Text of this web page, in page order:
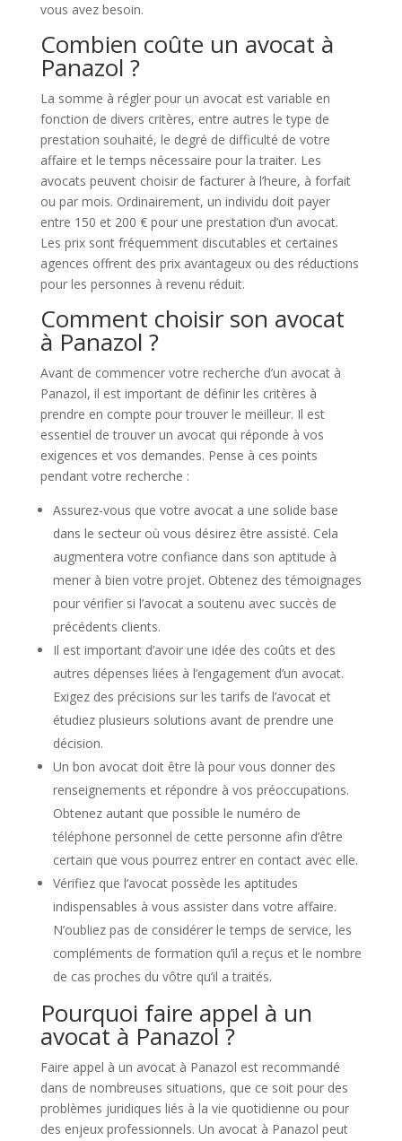
vous avez besoin.
Combien coûte un avocat à
Panazol ?
La somme à régler pour un avocat est variable en
fonction de divers critères, entre autres le type de
prestation souhaité, le degré de difficulté de votre
affaire et le temps nécessaire pour la traiter. Les
avocats peuvent choisir de facturer à l’heure, à forfait
ou par mois. Ordinairement, un individu doit payer
entre 150 et 200 € pour une prestation d’un avocat.
Les prix sont fréquemment discutables et certaines
agences offrent des prix avantageux ou des réductions
pour les personnes à revenu réduit.
Comment choisir son avocat
à Panazol ?
Avant de commencer votre recherche d’un avocat à
Panazol, il est important de définir les critères à
prendre en compte pour trouver le meilleur. Il est
essentiel de trouver un avocat qui réponde à vos
exigences et vos demandes. Pense à ces points
pendant votre recherche :
Assurez-vous que votre avocat a une solide base
dans le secteur où vous désirez être assisté. Cela
augmentera votre confiance dans son aptitude à
mener à bien votre projet. Obtenez des témoignages
pour vérifier si l’avocat a soutenu avec succès de
précédents clients.
Il est important d’avoir une idée des coûts et des
autres dépenses liées à l’engagement d’un avocat.
Exigez des précisions sur les tarifs de l’avocat et
étudiez plusieurs solutions avant de prendre une
décision.
Un bon avocat doit être là pour vous donner des
renseignements et répondre à vos préoccupations.
Obtenez autant que possible le numéro de
téléphone personnel de cette personne afin d’être
certain que vous pourrez entrer en contact avec elle.
Vérifiez que l’avocat possède les aptitudes
indispensables à vous assister dans votre affaire.
N’oubliez pas de considérer le temps de service, les
compléments de formation qu’il a reçus et le nombre
de cas proches du vôtre qu’il a traités.
Pourquoi faire appel à un
avocat à Panazol ?
Faire appel à un avocat à Panazol est recommandé
dans de nombreuses situations, que ce soit pour des
problèmes juridiques liés à la vie quotidienne ou pour
des enjeux professionnels. Un avocat à Panazol peut